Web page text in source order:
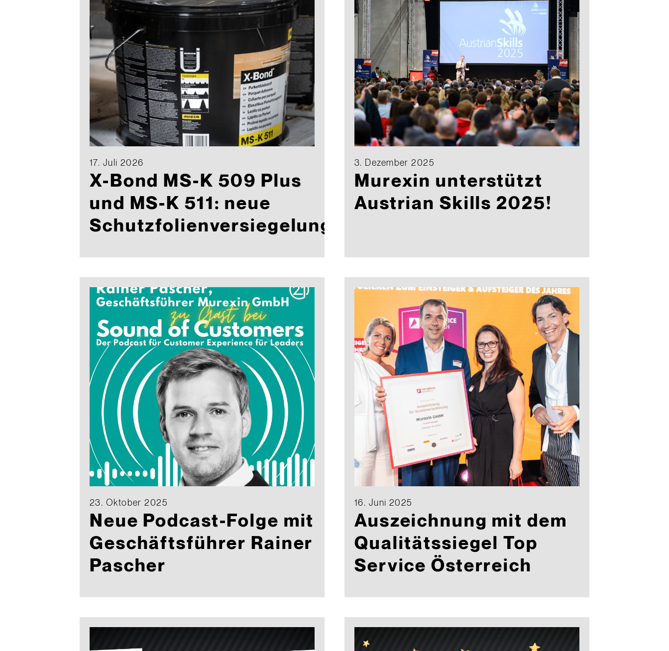
17. Juli 2026
X-Bond MS-K 509 Plus
und MS-K 511: neue
Schutzfolienversiegelung
3. Dezember 2025
Murexin unterstützt
Austrian Skills 2025!
23. Oktober 2025
Neue Podcast-Folge mit
Geschäftsführer Rainer
Pascher
16. Juni 2025
Auszeichnung mit dem
Qualitätssiegel Top
Service Österreich